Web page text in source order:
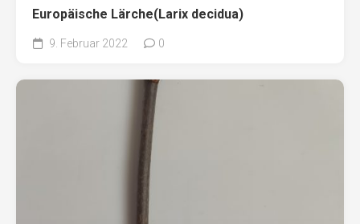
Europäische Lärche(Larix decidua)
9. Februar 2022 0